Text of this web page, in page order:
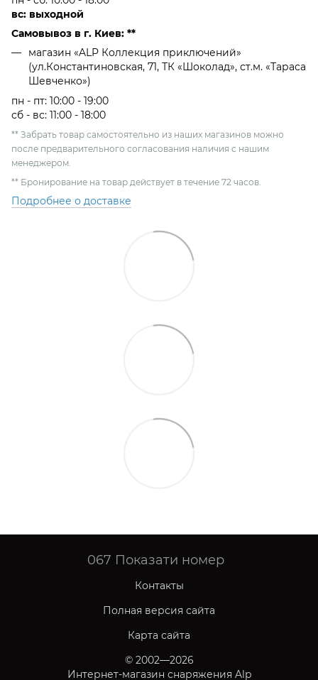
вс: выходной
Самовывоз в г. Киев: **
магазин «ALP Коллекция приключений»
(ул.Константиновская, 71, ТК «Шоколад», ст.м. «Тараса
Шевченко»)
пн - пт: 10:00 - 19:00
сб - вс: 11:00 - 18:00
** Забрать товар самостоятельно из наших магазинов можно
после предварительного согласования наличия с нашим
менеджером.
** Бронирование на товар действует в течение 72 часов.
Подробнее о доставке
067 Показати номер
Контакты
Полная версия сайта
Карта сайта
© 2002—2026
Интернет-магазин снаряжения Alp